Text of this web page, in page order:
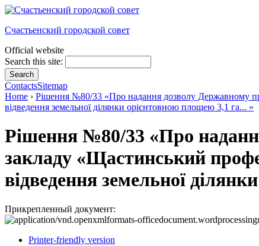
Счастьенский городской совет
Official website
Search this site:
ContactsSitemap
Home › Рішення №80/33 «Про надання дозволу Державному
відведення земельної ділянки орієнтовною площею 3,1 га... »
Рішення №80/33 «Про
закладу «Щастинський
відведення земельної
Прикрепленный документ:
Printer-friendly version